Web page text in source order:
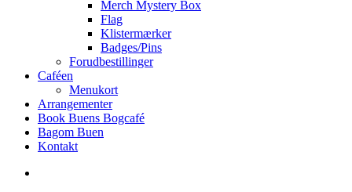
Merch Mystery Box
Flag
Klistermærker
Badges/Pins
Forudbestillinger
Caféen
Menukort
Arrangementer
Book Buens Bogcafé
Bagom Buen
Kontakt